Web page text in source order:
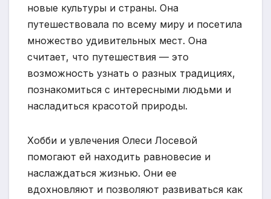
новые культуры и страны. Она
путешествовала по всему миру и посетила
множество удивительных мест. Она
считает, что путешествия — это
возможность узнать о разных традициях,
познакомиться с интересными людьми и
насладиться красотой природы.
Хобби и увлечения Олеси Лосевой
помогают ей находить равновесие и
наслаждаться жизнью. Они ее
вдохновляют и позволяют развиваться как